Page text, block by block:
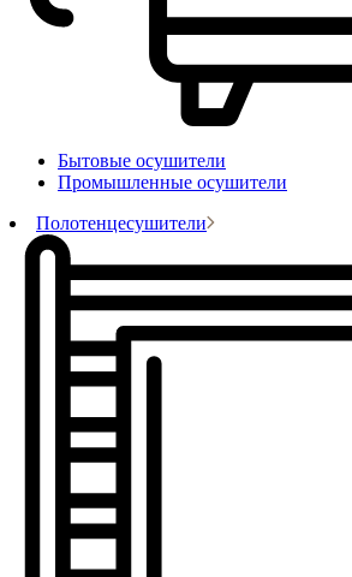
Бытовые осушители
Промышленные осушители
Полотенцесушители